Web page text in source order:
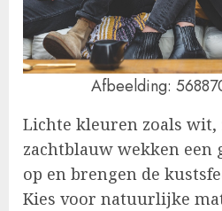
Afbeelding:
Lichte kleuren zoals
zachtblauw wekken een
op en brengen de
Kies voor natuurlijke